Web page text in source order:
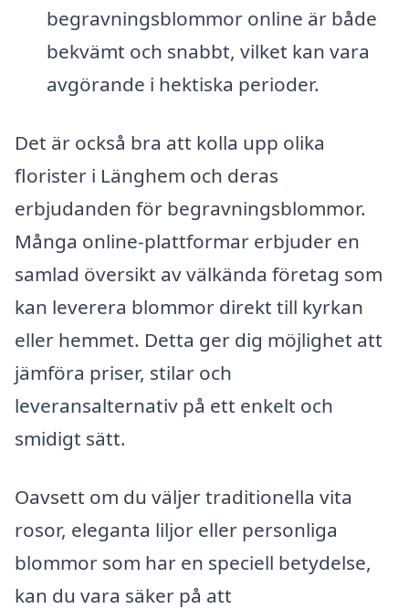
begravningsblommor online är både
bekvämt och snabbt, vilket kan vara
avgörande i hektiska perioder.
Det är också bra att kolla upp olika
florister i Länghem och deras
erbjudanden för begravningsblommor.
Många online-plattformar erbjuder en
samlad översikt av välkända företag som
kan leverera blommor direkt till kyrkan
eller hemmet. Detta ger dig möjlighet att
jämföra priser, stilar och
leveransalternativ på ett enkelt och
smidigt sätt.
Oavsett om du väljer traditionella vita
rosor, eleganta liljor eller personliga
blommor som har en speciell betydelse,
kan du vara säker på att